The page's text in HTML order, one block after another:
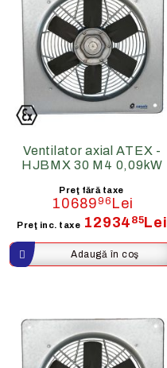
Ventilator axial ATEX -
HJBMX 30 M4 0,09kW
Preţ fără taxe
1068996 Lei
Preţ inc. taxe 12934 85 Lei